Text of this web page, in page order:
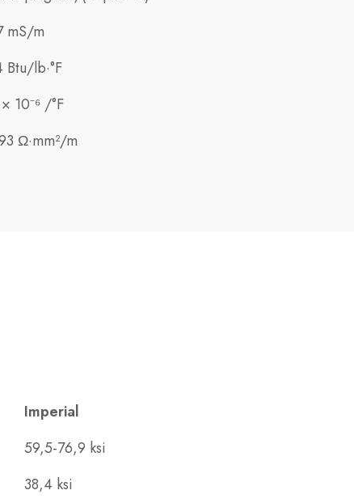
mS/m
Btu/lb·°F
10⁻⁶ /°F
Ω·mm²/m
Imperial
59,5-76,9 ksi
38,4 ksi